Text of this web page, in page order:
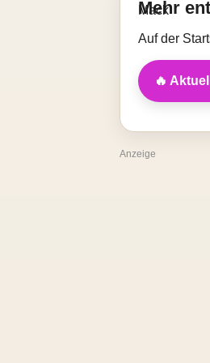
Mehr
Auf der
🔥
Anzeige